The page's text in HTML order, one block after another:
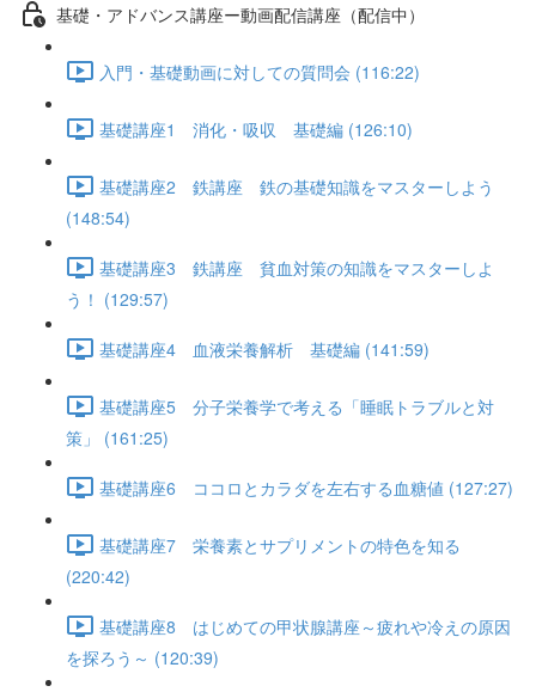
基礎・アドバンス講座ー動画配信講座（配信中）
入門・基礎動画に対しての質問会 (116:22)
基礎講座1 消化・吸収 基礎編 (126:10)
基礎講座2 鉄講座 鉄の基礎知識をマスターしよう
(148:54)
基礎講座3 鉄講座 貧血対策の知識をマスターしよ
う！ (129:57)
基礎講座4 血液栄養解析 基礎編 (141:59)
基礎講座5 分子栄養学で考える「睡眠トラブルと対
策」 (161:25)
基礎講座6 ココロとカラダを左右する血糖値 (127:27)
基礎講座7 栄養素とサプリメントの特色を知る
(220:42)
基礎講座8 はじめての甲状腺講座～疲れや冷えの原因
を探ろう～ (120:39)